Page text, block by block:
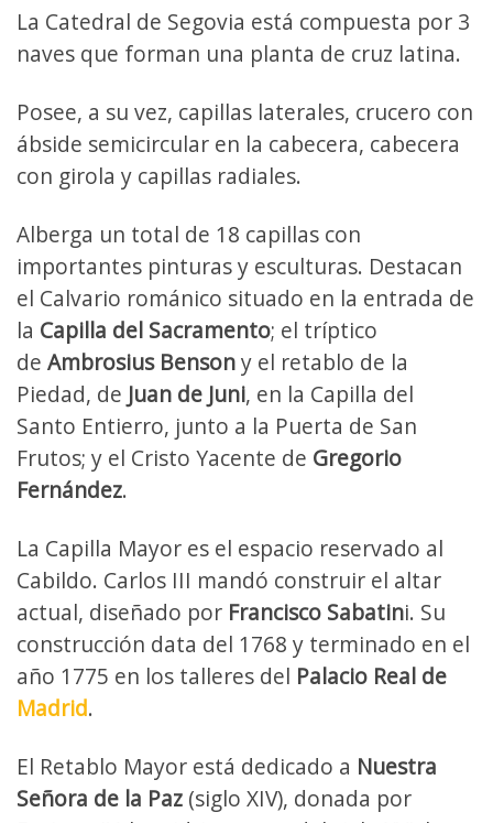
La Catedral de Segovia está compuesta por 3
naves que forman una planta de cruz latina.
Posee, a su vez, capillas laterales, crucero con
ábside semicircular en la cabecera, cabecera
con girola y capillas radiales.
Alberga un total de 18 capillas con
importantes pinturas y esculturas. Destacan
el Calvario románico situado en la entrada de
la Capilla del Sacramento; el tríptico
de Ambrosius Bensony el retablo de la
Piedad, de Juan de Juni, en la Capilla del
Santo Entierro, junto a la Puerta de San
Frutos; y el Cristo Yacente de Gregorio
Fernández.
La Capilla Mayor es el espacio reservado al
Cabildo. Carlos III mandó construir el altar
actual, diseñado por Francisco Sabatini. Su
construcción data del 1768 y terminado en el
año 1775 en los talleres del Palacio Real de
Madrid.
El Retablo Mayor está dedicado a Nuestra
Señora de la Paz (siglo XIV), donada por